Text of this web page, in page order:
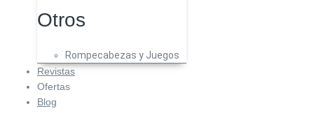
Otros
Rompecabezas y Juegos
Revistas
Ofertas
Blog